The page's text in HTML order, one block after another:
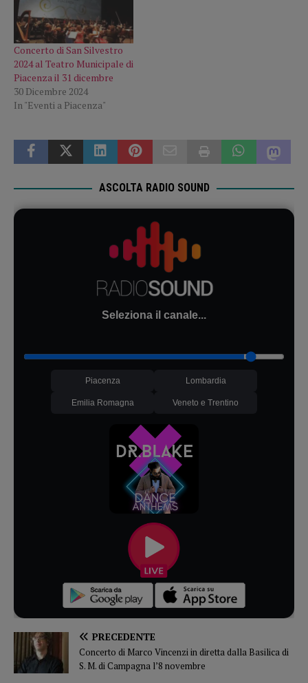
Concerto di San Silvestro
2024 al Teatro Municipale di
Piacenza il 31 dicembre
30 Dicembre 2024
In "Eventi a Piacenza"
ASCOLTA RADIO SOUND
Seleziona il canale...
Piacenza Lombardia
Emilia Romagna Veneto e Trentino
PRECEDENTE
Concerto di Marco Vincenzi in diretta dalla Basilica di
S. M. di Campagna l’8 novembre